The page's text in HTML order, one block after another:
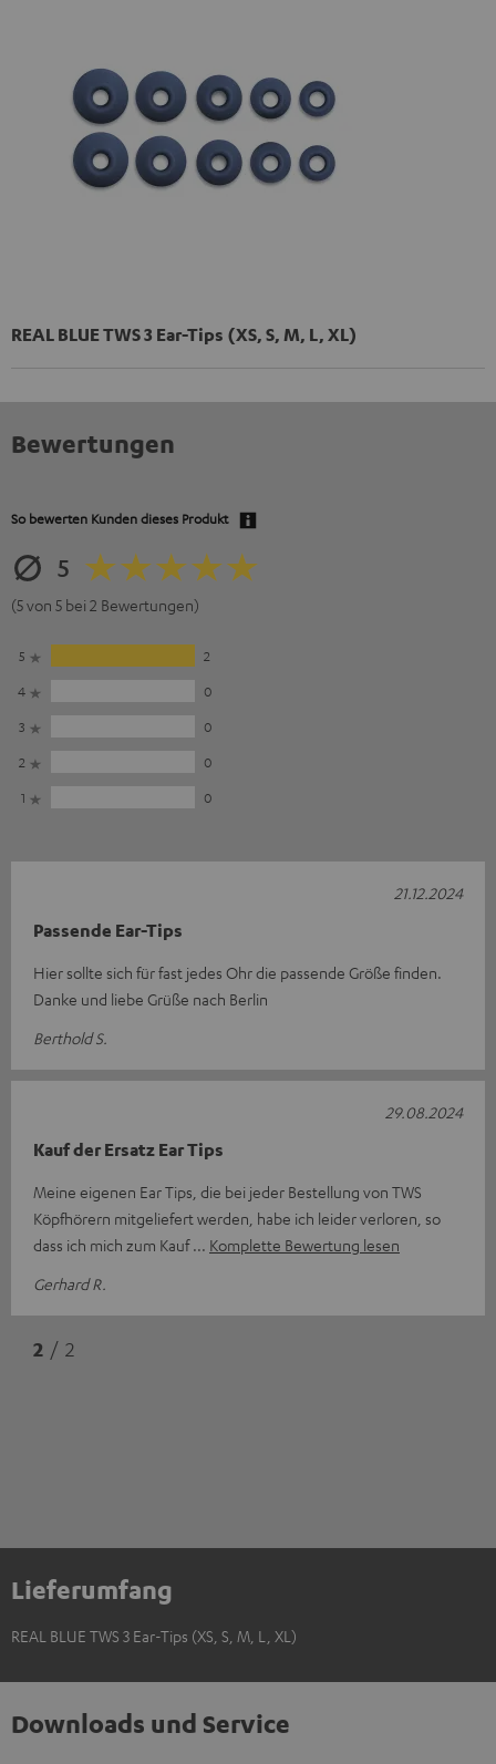
REAL BLUE TWS 3 Ear-Tips (XS, S, M, L, XL)
Bewertungen
So bewerten Kunden dieses Produkt
5
(5 von 5 bei 2 Bewertungen)
5
2
4
0
3
0
2
0
1
0
Passende Ear-Tips
Hier sollte sich für fast jedes Ohr die passende Größe finden.
Danke und liebe Grüße nach Berlin
Berthold S.
21.12.2024
Kauf der Ersatz Ear Tips
Meine eigenen Ear Tips, die bei jeder Bestellung von TWS
Köpfhörern mitgeliefert werden, habe ich leider verloren, so
dass ich mich zum Kauf
Komplette Bewertung lesen
Gerhard R.
29.08.2024
2 / 2
Lieferumfang
REAL BLUE TWS 3 Ear-Tips (XS, S, M, L, XL)
Downloads und Service